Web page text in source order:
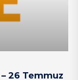
26 Temmuz